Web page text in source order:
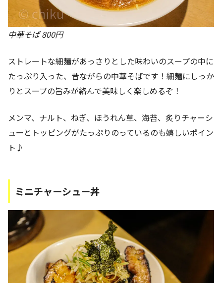
中華そば 800円
ストレートな細麺があっさりとした味わいのスープの中に
たっぷり入った、昔ながらの中華そばです！細麺にしっか
りとスープの旨みが絡んで美味しく楽しめるぞ！
メンマ、ナルト、ねぎ、ほうれん草、海苔、炙りチャーシ
ューとトッピングがたっぷりのっているのも嬉しいポイン
ト♪
ミニチャーシュー丼